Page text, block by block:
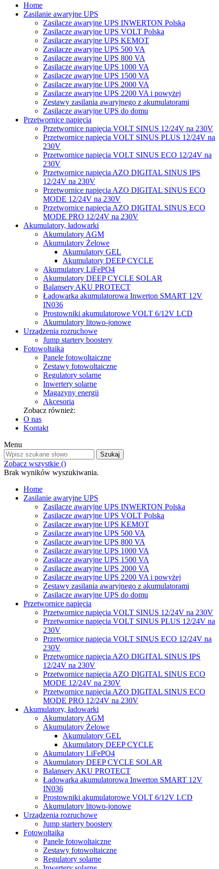
Home
Zasilanie awaryjne UPS
Zasilacze awaryjne UPS INWERTON Polska
Zasilacze awaryjne UPS VOLT Polska
Zasilacze awaryjne UPS KEMOT
Zasilacze awaryjne UPS 500 VA
Zasilacze awaryjne UPS 800 VA
Zasilacze awaryjne UPS 1000 VA
Zasilacze awaryjne UPS 1500 VA
Zasilacze awaryjne UPS 2000 VA
Zasilacze awaryjne UPS 2200 VA i powyżej
Zestawy zasilania awaryjnego z akumulatorami
Zasilacze awaryjne UPS do domu
Przetwornice napięcia
Przetwornice napięcia VOLT SINUS 12/24V na 230V
Przetwornice napięcia VOLT SINUS PLUS 12/24V na
230V
Przetwornice napięcia VOLT SINUS ECO 12/24V na
230V
Przetwornice napięcia AZO DIGITAL SINUS IPS
12/24V na 230V
Przetwornice napięcia AZO DIGITAL SINUS ECO
MODE 12/24V na 230V
Przetwornice napięcia AZO DIGITAL SINUS ECO
MODE PRO 12/24V na 230V
Akumulatory, ładowarki
Akumulatory AGM
Akumulatory Żelowe
Akumulatory GEL
Akumulatory DEEP CYCLE
Akumulatory LiFePO4
Akumulatory DEEP CYCLE SOLAR
Balansery AKU PROTECT
Ładowarka akumulatorowa Inwerton SMART 12V
IN036
Prostowniki akumulatorowe VOLT 6/12V LCD
Akumulatory litowo-jonowe
Urządzenia rozruchowe
Jump startery boostery
Fotowoltaika
Panele fotowoltaiczne
Zestawy fotowoltaiczne
Regulatory solarne
Inwertery solarne
Magazyny energii
Akcesoria
Zobacz również:
O nas
Kontakt
Menu
Szukaj
Zobacz wszystkie ()
Brak wyników wyszukiwania.
Home
Zasilanie awaryjne UPS
Zasilacze awaryjne UPS INWERTON Polska
Zasilacze awaryjne UPS VOLT Polska
Zasilacze awaryjne UPS KEMOT
Zasilacze awaryjne UPS 500 VA
Zasilacze awaryjne UPS 800 VA
Zasilacze awaryjne UPS 1000 VA
Zasilacze awaryjne UPS 1500 VA
Zasilacze awaryjne UPS 2000 VA
Zasilacze awaryjne UPS 2200 VA i powyżej
Zestawy zasilania awaryjnego z akumulatorami
Zasilacze awaryjne UPS do domu
Przetwornice napięcia
Przetwornice napięcia VOLT SINUS 12/24V na 230V
Przetwornice napięcia VOLT SINUS PLUS 12/24V na
230V
Przetwornice napięcia VOLT SINUS ECO 12/24V na
230V
Przetwornice napięcia AZO DIGITAL SINUS IPS
12/24V na 230V
Przetwornice napięcia AZO DIGITAL SINUS ECO
MODE 12/24V na 230V
Przetwornice napięcia AZO DIGITAL SINUS ECO
MODE PRO 12/24V na 230V
Akumulatory, ładowarki
Akumulatory AGM
Akumulatory Żelowe
Akumulatory GEL
Akumulatory DEEP CYCLE
Akumulatory LiFePO4
Akumulatory DEEP CYCLE SOLAR
Balansery AKU PROTECT
Ładowarka akumulatorowa Inwerton SMART 12V
IN036
Prostowniki akumulatorowe VOLT 6/12V LCD
Akumulatory litowo-jonowe
Urządzenia rozruchowe
Jump startery boostery
Fotowoltaika
Panele fotowoltaiczne
Zestawy fotowoltaiczne
Regulatory solarne